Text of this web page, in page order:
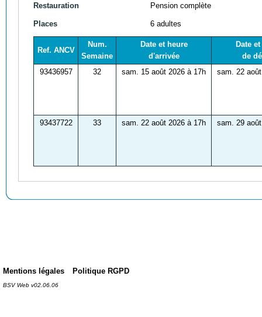
Restauration Pension complète
Places 6 adultes
Ref. ANCV
Num.
Semaine
Date et heure
d'arrivée
Date
de
93436957
32 sam. 15 août 2026 à 17h sam. 22
93437722 33 sam. 22 août 2026 à 17h sam. 29
Mentions légales Politique RGPD
BSV Web v02.06.06